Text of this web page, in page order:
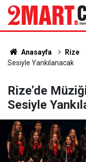
Anasayfa Rize
Sesiyle Yankılanacak
Rize’de
Sesiyle